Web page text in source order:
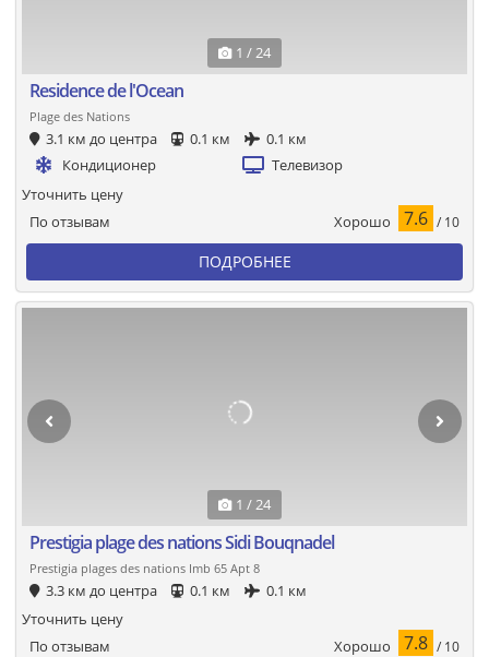
1 / 24
Residence de l'Ocean
Plage des Nations
3.1 км до центра 0.1 км
0.1 км
Кондиционер
Телевизор
По отзывам Хорошо 7.6 / 10
Уточнить цену
ПОДРОБНЕЕ
1 / 24
Prestigia plage des nations Sidi Bouqnadel
Prestigia plages des nations Imb 65 Apt 8
3.3 км до центра 0.1 км 0.1 км
По отзывам Хорошо 7.8 / 10
Уточнить цену